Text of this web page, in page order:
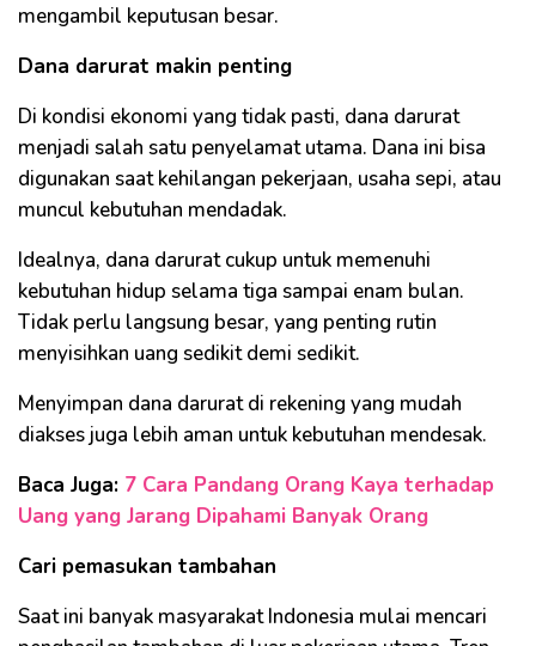
mengambil keputusan besar.
Dana darurat makin penting
Di kondisi ekonomi yang tidak pasti, dana darurat
menjadi salah satu penyelamat utama. Dana ini bisa
digunakan saat kehilangan pekerjaan, usaha sepi, atau
muncul kebutuhan mendadak.
Idealnya, dana darurat cukup untuk memenuhi
kebutuhan hidup selama tiga sampai enam bulan.
Tidak perlu langsung besar, yang penting rutin
menyisihkan uang sedikit demi sedikit.
Menyimpan dana darurat di rekening yang mudah
diakses juga lebih aman untuk kebutuhan mendesak.
Baca Juga: 7 Cara Pandang Orang Kaya terhadap
Uang yang Jarang Dipahami Banyak Orang
Cari pemasukan tambahan
Saat ini banyak masyarakat Indonesia mulai mencari